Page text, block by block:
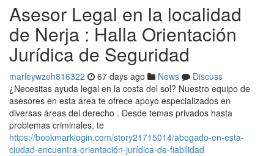
Asesor Legal en la localidad
de Nerja : Halla Orientación
Jurídica de Seguridad
marleywzeh816322 67 days ago News
Discuss
¿Necesitas ayuda legal en la costa del sol? Nuestro equipo de
asesores en esta área te ofrece apoyo especializados en
diversas áreas del derecho . Desde temas privados hasta
problemas criminales, te
https://bookmarklogin.com/story21715014/abogado-en-esta-
ciudad-encuentra-orientación-jurídica-de-fiabilidad